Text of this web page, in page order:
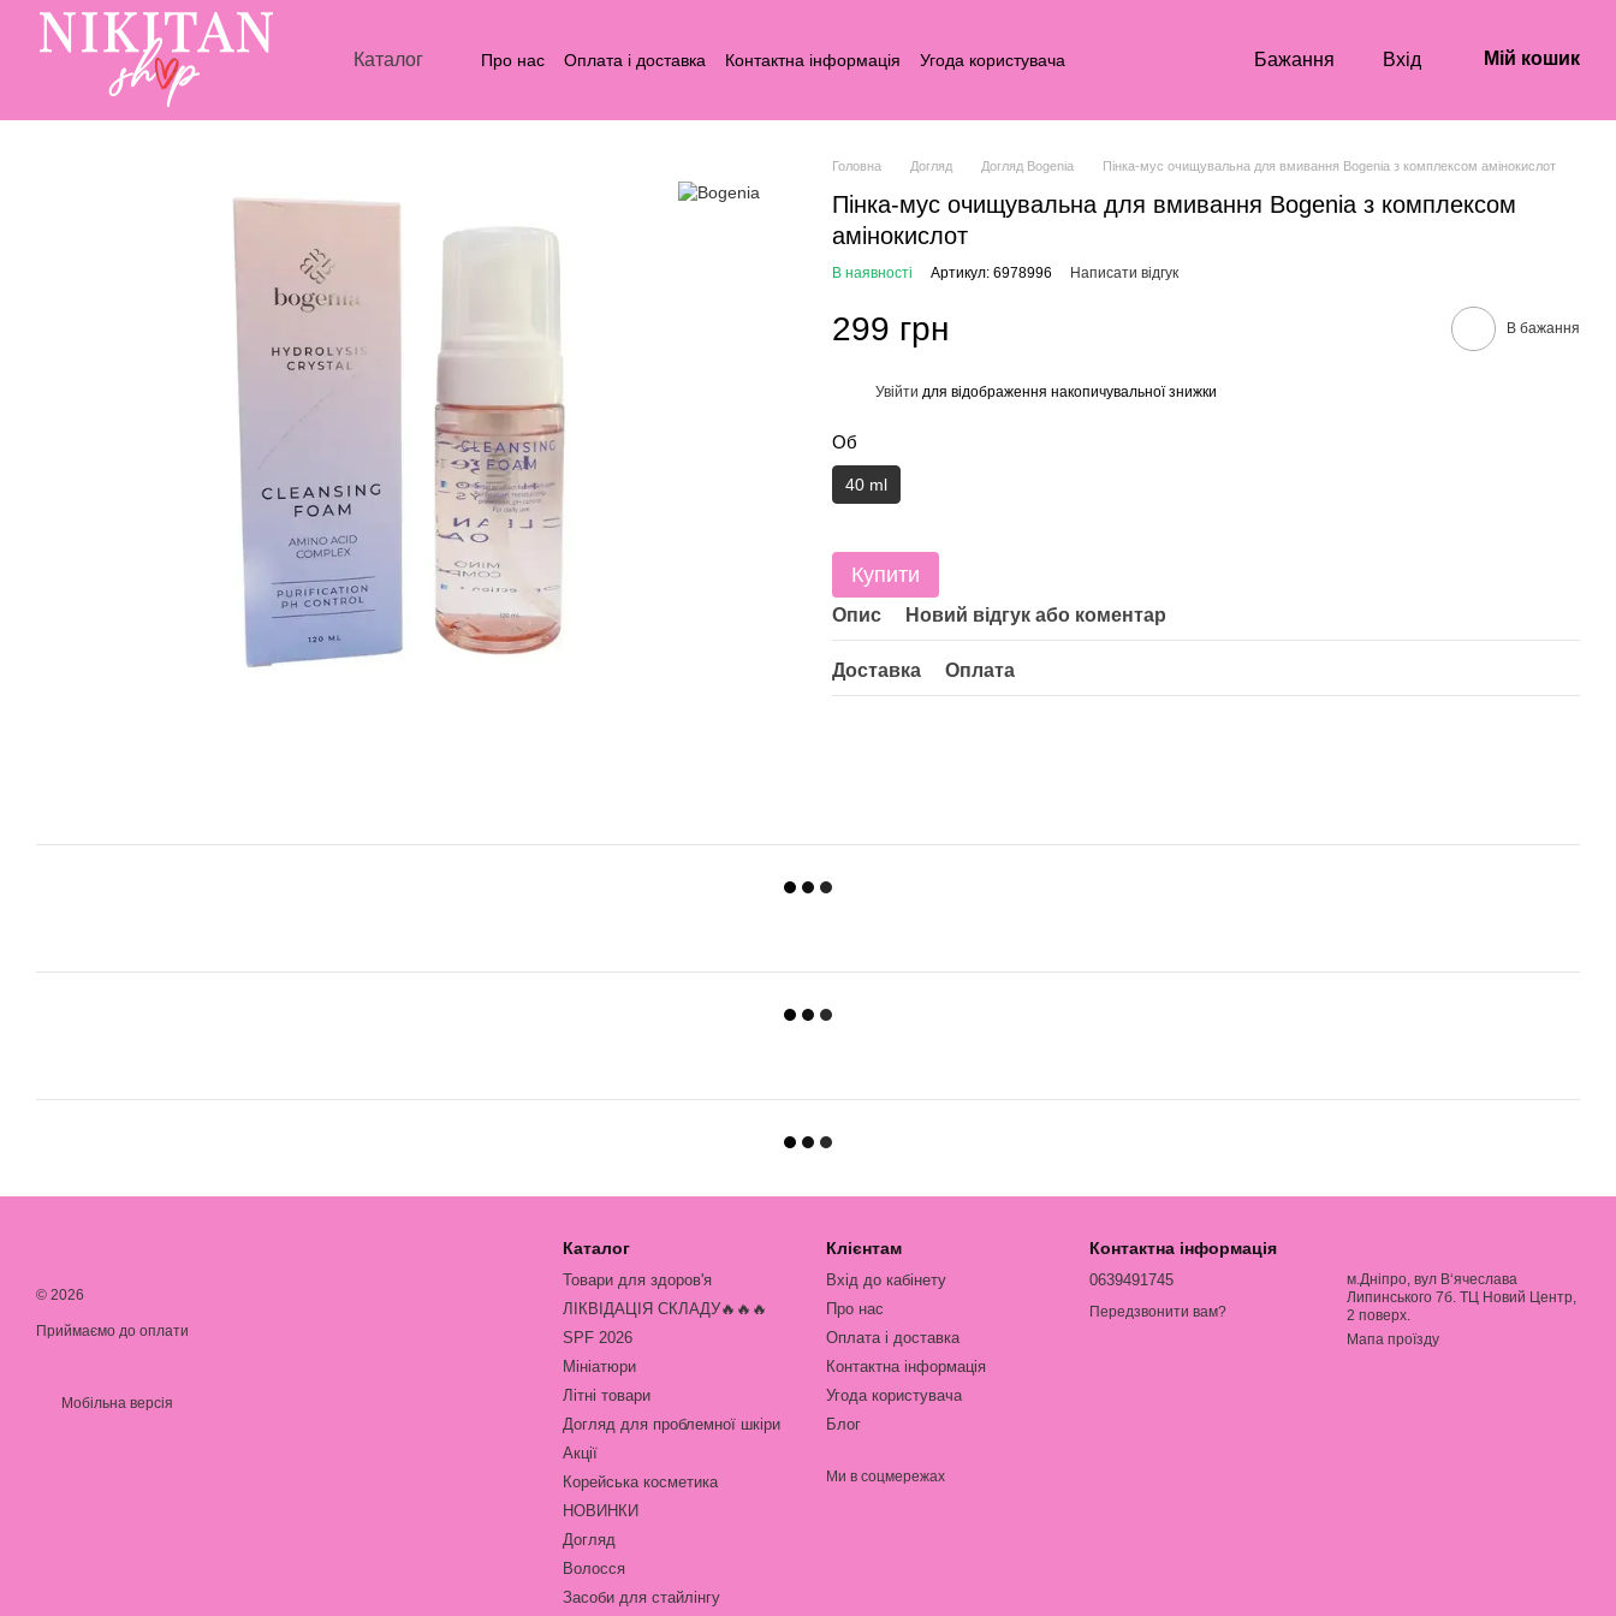
Перейти до основного контенту
Каталог Про нас Оплата і доставка Контактна інформація
Угода користувача
Бажання Вхід Мій кошик
Головна Догляд Догляд Bogenia Пінка-мус очищувальна для вмивання Bogenia з комплексом амінокислот
Пінка-мус очищувальна для вмивання Bogenia з комплексом
амінокислот
В наявності Артикул: 6978996 Написати відгук
299 грн В бажання
Увійти для відображення накопичувальної знижки
Об
40 ml
Купити
Опис Новий відгук або коментар
Доставка Оплата
© 2026
Приймаємо до оплати
Мобільна версія
Каталог
Товари для здоров'я
ЛІКВІДАЦІЯ СКЛАДУ🔥🔥🔥
SPF 2026
Мініатюри
Літні товари
Догляд для проблемної шкіри
Акції
Корейська косметика
НОВИНКИ
Догляд
Волосся
Засоби для стайлінгу
Клієнтам
Вхід до кабінету
Про нас
Оплата і доставка
Контактна інформація
Угода користувача
Блог
Ми в соцмережах
Контактна інформація
0639491745
Передзвонити вам?
м.Дніпро, вул В‘ячеслава
Липинського 7б. ТЦ Новий Центр,
2 поверх.
Мапа проїзду